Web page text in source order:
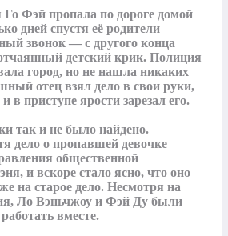
Го Фэй пропала по дороге домой
дней спустя её родители
звонок — с другого конца
детский крик. Полиция
город, но не нашла никаких
отец взял дело в свои руки,
в приступе ярости зарезал его.
так и не было найдено.
дело о пропавшей девочке
общественной
и вскоре стало ясно, что оно
на старое дело. Несмотря на
Ло Вэньчжоу и Фэй Ду были
вместе.